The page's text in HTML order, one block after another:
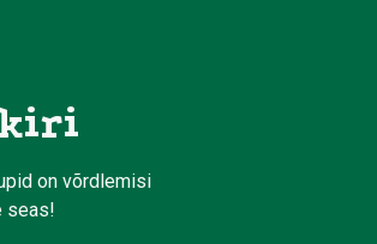
on võrdlemisi
seas!